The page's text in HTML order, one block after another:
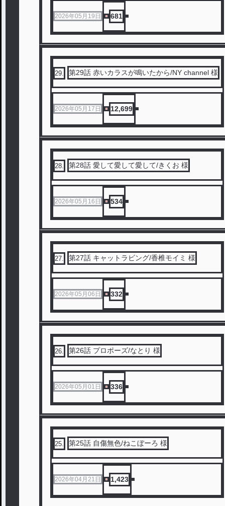
2026年05月19日 681
29 第29話 赤いカラスが鳴いたから/NY channel 様
2026年05月17日 12,699
28 第28話 愛して愛して愛して/きくお 様
2026年05月16日 534
27 第27話 キャットラビング/香椎モイミ 様
2026年05月06日 332
26 第26話 プロポーズ/なとり 様
2026年05月01日 336
25 第25話 自傷無色/ねこぼーろ 様
2026年04月21日 1,423